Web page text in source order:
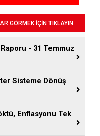
GÖRMEK İÇİN TIKLAYIN
- 31 Temmuz
Sisteme Dönüş
Enflasyonu Tek